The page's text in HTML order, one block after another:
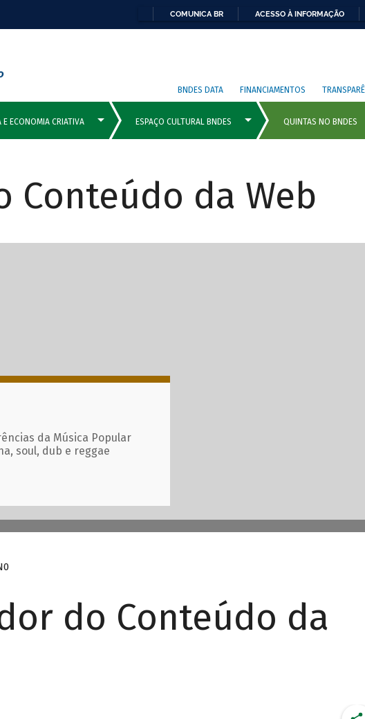
COMUNICA BR ACESSO À INFORMAÇÃO
BNDES DATA FINANCIAMENTOS
Conteúdo da Web
com
da Música Popular
soul, dub e reggae
do Conteúdo da